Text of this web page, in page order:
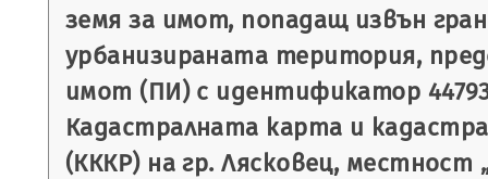
земя за имот, попадащ извън
урбанизираната територия,
имот (ПИ) с идентификатор
Кадастралната карта и
(КККР) на гр. Лясковец, местност